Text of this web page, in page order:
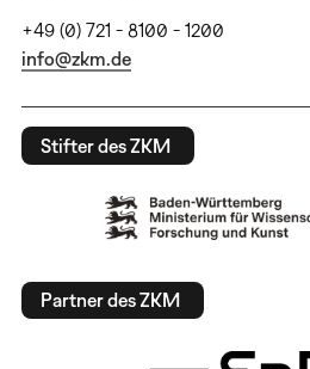
+49 (0) 721 - 8100 - 1200
info@zkm.de
Stifter des ZKM
Partner des ZKM